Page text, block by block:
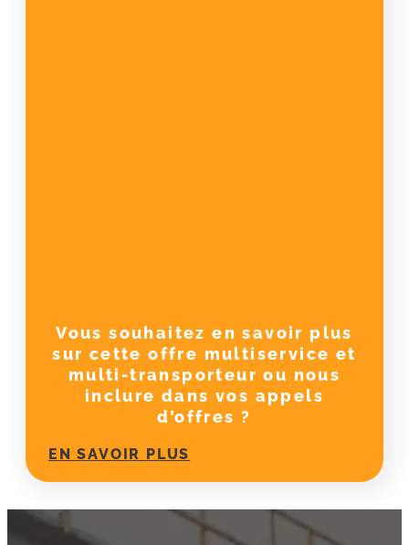
Vous souhaitez en savoir plus
sur cette offre multiservice et
multi-transporteur ou nous
inclure dans vos appels
d’offres ?
EN SAVOIR PLUS